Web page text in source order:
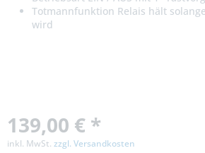
Totmannfunktion Relais hält
wird
139,00 € *
inkl. MwSt. zzgl. Versandkosten